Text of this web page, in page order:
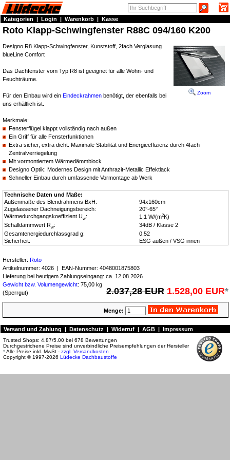
Kategorien | Login | Warenkorb | Kasse
Roto Klapp-Schwingfenster R88C 094/160 K200
Zoom
Designo R8 Klapp-Schwingfenster, Kunststoff, 2fach Verglasung
blueLine Comfort
Das Dachfenster vom Typ R8 ist geeignet für alle Wohn- und
Feuchträume.
Für den Einbau wird ein Eindeckrahmen benötigt, der ebenfalls bei
uns erhältlich ist.
Merkmale:
Fensterflügel klappt vollständig nach außen
Ein Griff für alle Fensterfunktionen
Extra sicher, extra dicht. Maximale Stabilität und Energieeffizienz durch 4fach
Zentralverriegelung
Mit vormontiertem Wärmedämmblock
Designo Optik: Modernes Design mit Anthrazit-Metallic Effektlack
Schneller Einbau durch umfassende Vormontage ab Werk
Technische Daten und Maße:
Außenmaße des Blendrahmens BxH:
94x160cm
Zugelassener Dachneigungsbereich:
20°-65°
Wärmedurchgangskoeffizient Uw: 1,1 W/(m2K)
Schalldämmwert Rw:
34dB / Klasse 2
Gesamtenergiedurchlassgrad g:
0,52
Sicherheit:
ESG außen / VSG innen
Hersteller: Roto
Artikelnummer: 4026 | EAN-Nummer: 4048001875803
Lieferung bei heutigem Zahlungseingang: ca. 12.08.2026
Gewicht bzw. Volumengewicht: 75,00 kg
(Sperrgut)
2.037,28 EUR 1.528,00 EUR*
Menge:
Versand und Zahlung | Datenschutz | Widerruf | AGB | Impressum
Trusted Shops: 4.87/5.00 bei 678 Bewertungen
Durchgestrichene Preise sind unverbindliche Preisempfehlungen der Hersteller
*Alle Preise inkl. MwSt - zzgl. Versandkosten
Copyright © 1997-2026 Lüdecke Dachbaustoffe